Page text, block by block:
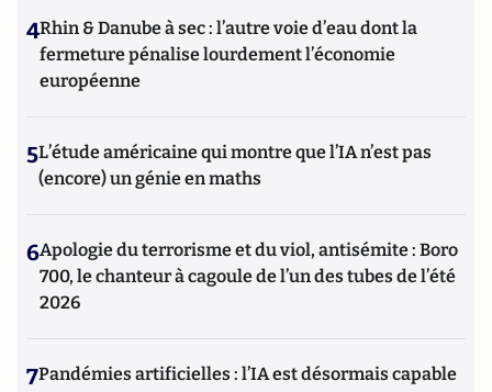
4Rhin & Danube à sec : l’autre voie d’eau dont la
fermeture pénalise lourdement l’économie
européenne
5L’étude américaine qui montre que l’IA n’est pas
(encore) un génie en maths
6Apologie du terrorisme et du viol, antisémite : Boro
700, le chanteur à cagoule de l’un des tubes de l’été
2026
7Pandémies artificielles : l’IA est désormais capable